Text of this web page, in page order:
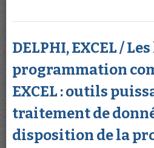
DELPHI, EXCEL /
programmation
EXCEL : outils
traitement de
disposition de la